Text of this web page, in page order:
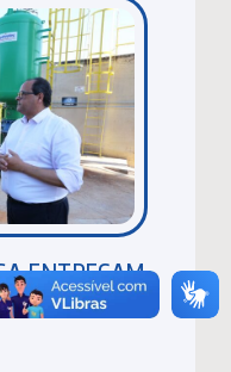
ENTREGAM
PRETA